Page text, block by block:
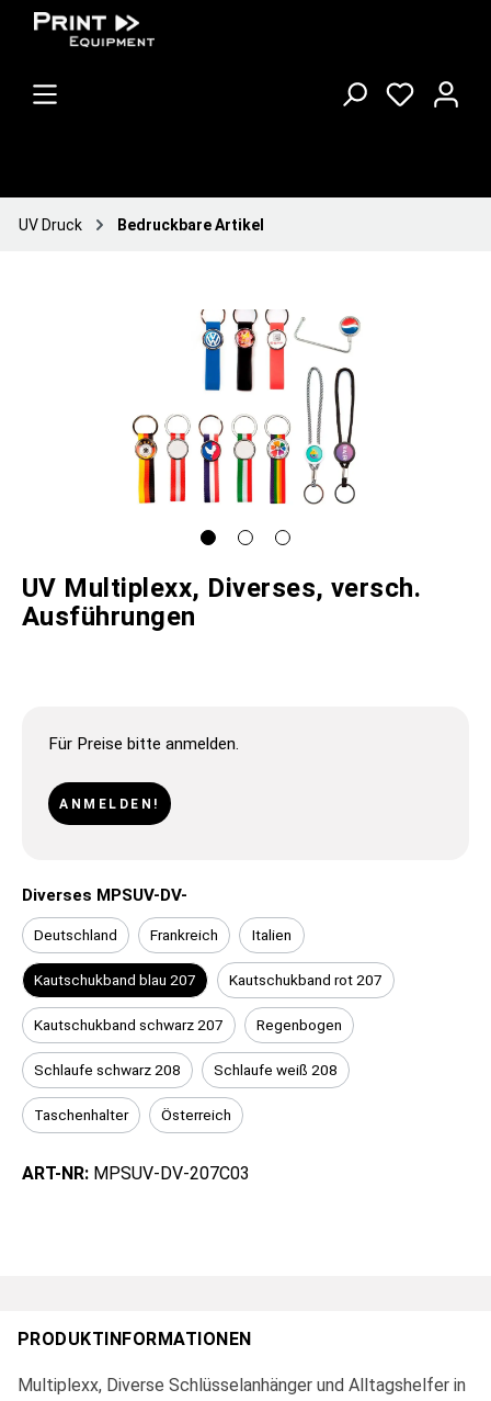
UV Druck Bedruckbare Artikel
UV Multiplexx, Diverses, versch.
Ausführungen
Für Preise bitte anmelden.
ANMELDEN!
Diverses MPSUV-DV-
Deutschland Frankreich Italien
Kautschukband blau 207 Kautschukband rot 207
Kautschukband schwarz 207 Regenbogen
Schlaufe schwarz 208 Schlaufe weiß 208
Taschenhalter Österreich
ART-NR: MPSUV-DV-207C03
PRODUKTINFORMATIONEN
Multiplexx, Diverse Schlüsselanhänger und Alltagshelfer in